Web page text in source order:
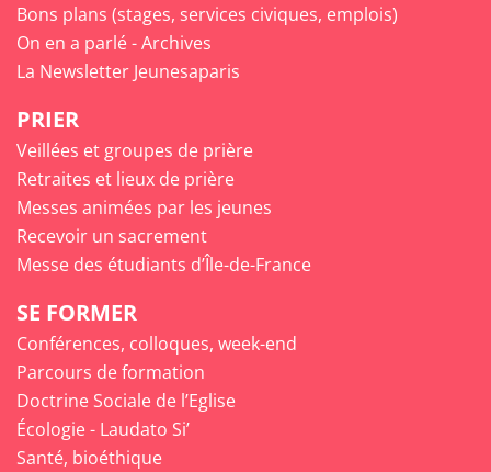
Bons plans (stages, services civiques, emplois)
On en a parlé - Archives
La Newsletter Jeunesaparis
PRIER
Veillées et groupes de prière
Retraites et lieux de prière
Messes animées par les jeunes
Recevoir un sacrement
Messe des étudiants d’Île-de-France
SE FORMER
Conférences, colloques, week-end
Parcours de formation
Doctrine Sociale de l’Eglise
Écologie - Laudato Si’
Santé, bioéthique